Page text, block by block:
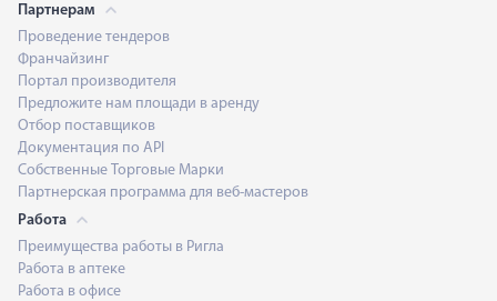
Партнерам
Проведение тендеров
Франчайзинг
Портал производителя
Предложите нам площади в аренду
Отбор поставщиков
Документация по API
Собственные Торговые Марки
Партнерская программа для веб-мастеров
Работа
Преимущества работы в Ригла
Работа в аптеке
Работа в офисе